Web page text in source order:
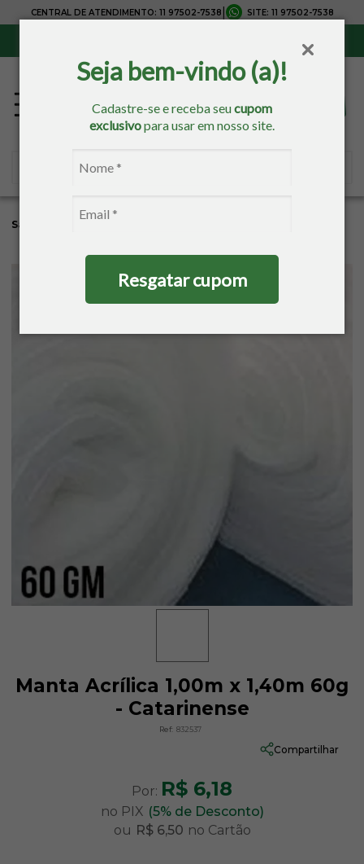
Seja bem-vindo (a)!
Cadastre-se e receba seucupom
exclusivopara usar em nosso site.
Resgatar cupom
CENTRAL DE ATENDIMENTO: 11 97502-7538 SITE: 11 97502-7538
Sacaria
Manta Acrílica 1,00m x 1,40m 60g
- Catarinense
Ref: 832537
Compartilhar
Por: R$ 6,18
no PIX (5% de Desconto)
ou R$ 6,50 no Cartão